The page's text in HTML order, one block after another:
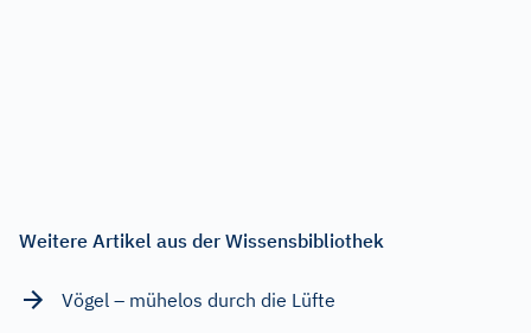
Weitere Artikel aus der Wissensbibliothek
Vögel – mühelos durch die Lüfte